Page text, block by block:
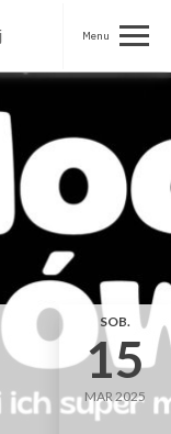
SOB.
15
MAR 2025